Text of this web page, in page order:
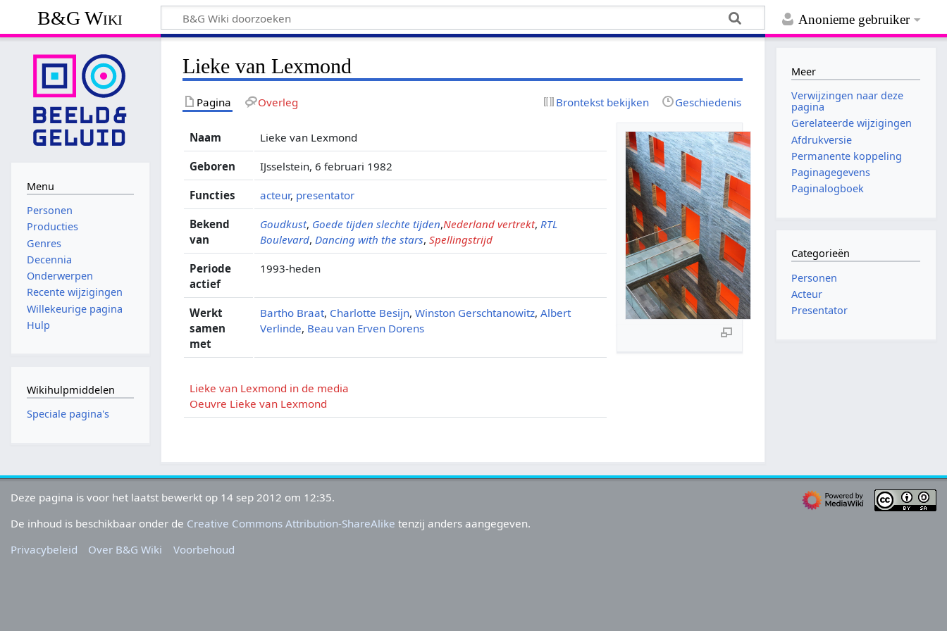
Anonieme gebruiker
B&G Wiki
Lieke van Lexmond
Pagina Overleg Brontekst bekijken Geschiedenis
Naam Lieke van Lexmond
Geboren IJsselstein, 6 februari 1982
Functies acteur, presentator
Bekend
van
Goudkust, Goede tijden slechte tijden,Nederland vertrekt, RTL
Boulevard, Dancing with the stars,Spellingstrijd
Periode
actief
1993-heden
Werkt
samen
met
Bartho Braat, Charlotte Besijn,Winston Gerschtanowitz,Albert
Verlinde, Beau van Erven Dorens
Lieke van Lexmond in de media
Oeuvre Lieke van Lexmond
Menu
Personen
Producties
Genres
Decennia
Onderwerpen
Recente wijzigingen
Willekeurige pagina
Hulp
Wikihulpmiddelen
Speciale pagina's
Meer
Verwijzingen naar deze
pagina
Gerelateerde wijzigingen
Afdrukversie
Permanente koppeling
Paginagegevens
Paginalogboek
Categorieën
Personen
Acteur
Presentator
Deze pagina is voor het laatst bewerkt op 14 sep 2012 om 12:35.
De inhoud is beschikbaar onder de Creative Commons Attribution-ShareAlike tenzij anders aangegeven.
Privacybeleid
Over B&G Wiki Voorbehoud